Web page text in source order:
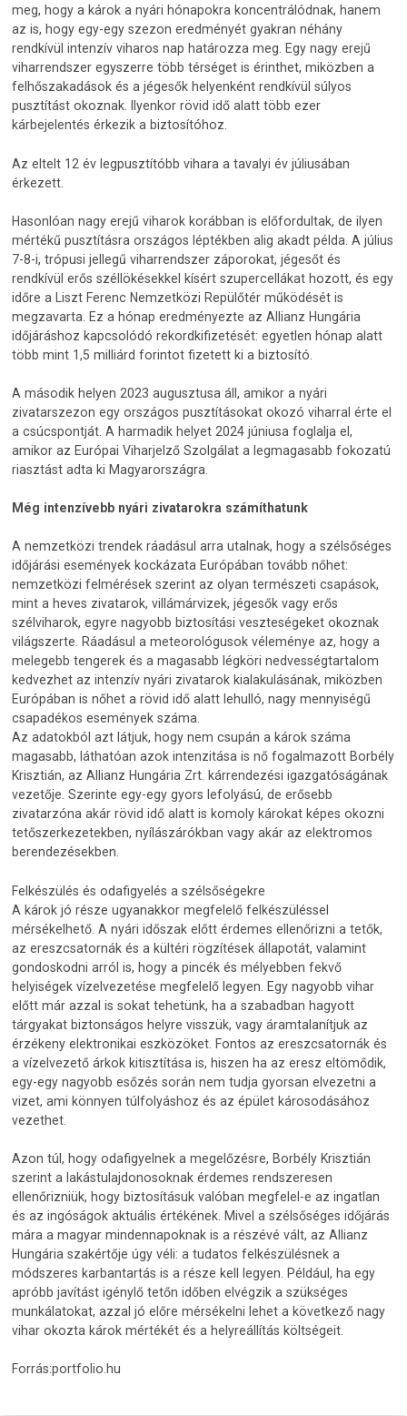
meg, hogy a károk a nyári hónapokra koncentrálódnak, hanem
az is, hogy egy-egy szezon eredményét gyakran néhány
rendkívül intenzív viharos nap határozza meg. Egy nagy erejű
viharrendszer egyszerre több térséget is érinthet, miközben a
felhőszakadások és a jégesők helyenként rendkívül súlyos
pusztítást okoznak. Ilyenkor rövid idő alatt több ezer
kárbejelentés érkezik a biztosítóhoz.
Az eltelt 12 év legpusztítóbb vihara a tavalyi év júliusában
érkezett.
Hasonlóan nagy erejű viharok korábban is előfordultak, de ilyen
mértékű pusztításra országos léptékben alig akadt példa. A július
7-8-i, trópusi jellegű viharrendszer záporokat, jégesőt és
rendkívül erős széllökésekkel kísért szupercellákat hozott, és egy
időre a Liszt Ferenc Nemzetközi Repülőtér működését is
megzavarta. Ez a hónap eredményezte az Allianz Hungária
időjáráshoz kapcsolódó rekordkifizetését: egyetlen hónap alatt
több mint 1,5 milliárd forintot fizetett ki a biztosító.
A második helyen 2023 augusztusa áll, amikor a nyári
zivatarszezon egy országos pusztításokat okozó viharral érte el
a csúcspontját. A harmadik helyet 2024 júniusa foglalja el,
amikor az Európai Viharjelző Szolgálat a legmagasabb fokozatú
riasztást adta ki Magyarországra.
Még intenzívebb nyári zivatarokra számíthatunk
A nemzetközi trendek ráadásul arra utalnak, hogy a szélsőséges
időjárási események kockázata Európában tovább nőhet:
nemzetközi felmérések szerint az olyan természeti csapások,
mint a heves zivatarok, villámárvizek, jégesők vagy erős
szélviharok, egyre nagyobb biztosítási veszteségeket okoznak
világszerte. Ráadásul a meteorológusok véleménye az, hogy a
melegebb tengerek és a magasabb légköri nedvességtartalom
kedvezhet az intenzív nyári zivatarok kialakulásának, miközben
Európában is nőhet a rövid idő alatt lehulló, nagy mennyiségű
csapadékos események száma.
Az adatokból azt látjuk, hogy nem csupán a károk száma
magasabb, láthatóan azok intenzitása is nő fogalmazott Borbély
Krisztián, az Allianz Hungária Zrt. kárrendezési igazgatóságának
vezetője. Szerinte egy-egy gyors lefolyású, de erősebb
zivatarzóna akár rövid idő alatt is komoly károkat képes okozni
tetőszerkezetekben, nyílászárókban vagy akár az elektromos
berendezésekben.
Felkészülés és odafigyelés a szélsőségekre
A károk jó része ugyanakkor megfelelő felkészüléssel
mérsékelhető. A nyári időszak előtt érdemes ellenőrizni a tetők,
az ereszcsatornák és a kültéri rögzítések állapotát, valamint
gondoskodni arról is, hogy a pincék és mélyebben fekvő
helyiségek vízelvezetése megfelelő legyen. Egy nagyobb vihar
előtt már azzal is sokat tehetünk, ha a szabadban hagyott
tárgyakat biztonságos helyre visszük, vagy áramtalanítjuk az
érzékeny elektronikai eszközöket. Fontos az ereszcsatornák és
a vízelvezető árkok kitisztítása is, hiszen ha az eresz eltömődik,
egy-egy nagyobb esőzés során nem tudja gyorsan elvezetni a
vizet, ami könnyen túlfolyáshoz és az épület károsodásához
vezethet.
Azon túl, hogy odafigyelnek a megelőzésre, Borbély Krisztián
szerint a lakástulajdonosoknak érdemes rendszeresen
ellenőrizniük, hogy biztosításuk valóban megfelel-e az ingatlan
és az ingóságok aktuális értékének. Mivel a szélsőséges időjárás
mára a magyar mindennapoknak is a részévé vált, az Allianz
Hungária szakértője úgy véli: a tudatos felkészülésnek a
módszeres karbantartás is a része kell legyen. Például, ha egy
apróbb javítást igénylő tetőn időben elvégzik a szükséges
munkálatokat, azzal jó előre mérsékelni lehet a következő nagy
vihar okozta károk mértékét és a helyreállítás költségeit.
Forrás:portfolio.hu